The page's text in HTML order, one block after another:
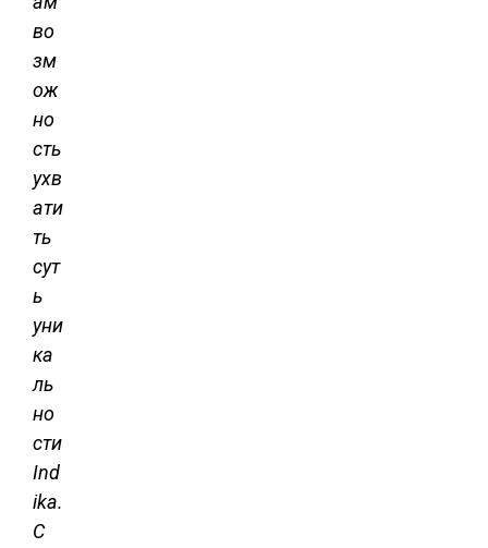
во
зм
ож
но
сть
ухв
ати
ть
сут
ь
уни
ка
ль
но
сти
Ind
ika.
С